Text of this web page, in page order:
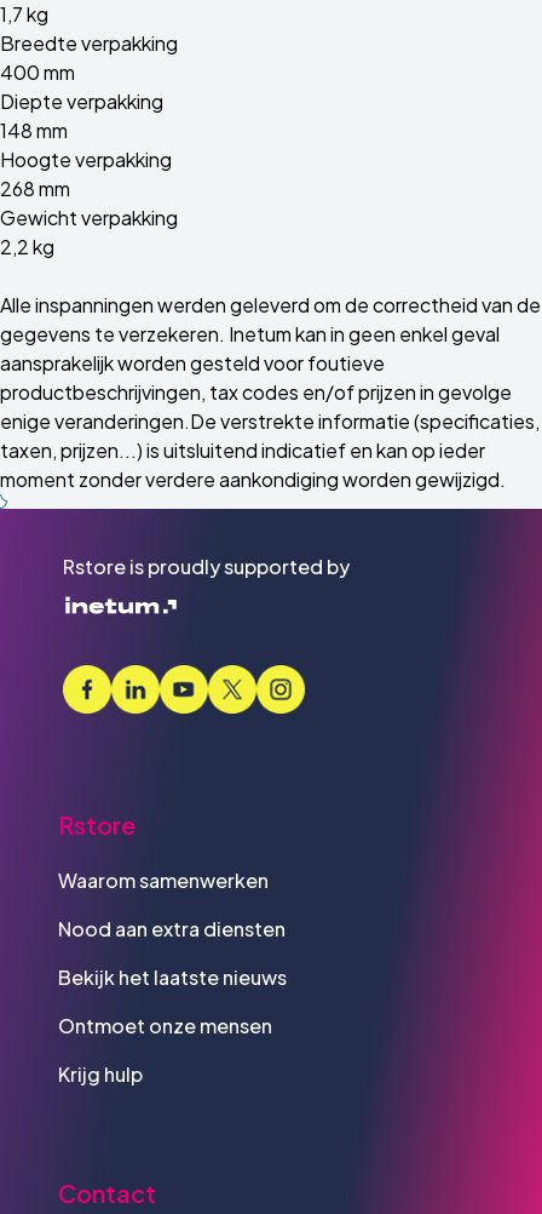
1,7 kg
Breedte verpakking
400 mm
Diepte verpakking
148 mm
Hoogte verpakking
268 mm
Gewicht verpakking
2,2 kg
Alle inspanningen werden geleverd om de correctheid van de
gegevens te verzekeren. Inetum kan in geen enkel geval
aansprakelijk worden gesteld voor foutieve
productbeschrijvingen, tax codes en/of prijzen in gevolge
enige veranderingen.De verstrekte informatie (specificaties,
taxen, prijzen...) is uitsluitend indicatief en kan op ieder
moment zonder verdere aankondiging worden gewijzigd.
Rstore is proudly supported by
Rstore
Waarom samenwerken
Nood aan extra diensten
Bekijk het laatste nieuws
Ontmoet onze mensen
Krijg hulp
Contact